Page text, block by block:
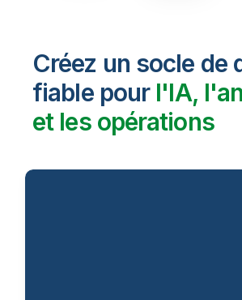
Créez un socle de
fiable pour l'IA,
et les opérations